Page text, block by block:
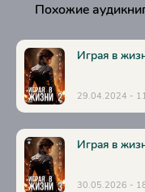
Похожие
Играя в
29.04.2024 -
Играя в
30.05.2026 -